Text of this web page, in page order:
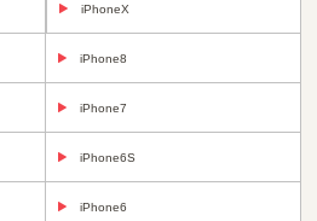
iPhoneX
iPhone8
iPhone7
iPhone6S
iPhone6